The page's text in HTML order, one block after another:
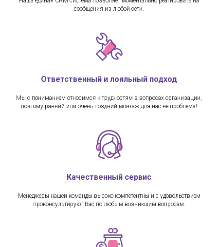
сообщения из любой сети.
Ответственный и лояльный подход
Мы с пониманием относимся к трудностям в вопросах организации,
поэтому ранний или очень поздний монтаж для нас не проблема!
Качественный сервис
Менеджеры нашей команды высоко компетентны и с удовольствием
проконсультируют Вас по любым возникшим вопросам.